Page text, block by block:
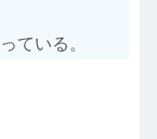
ている。